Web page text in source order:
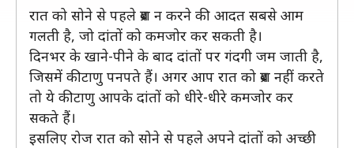
रात को सोने से पहले ब्रश न करने की आदत सबसे आम
गलती है, जो दांतों को कमजोर कर सकती है।
दिनभर के खाने-पीने के बाद दांतों पर गंदगी जम जाती है,
जिसमें कीटाणु पनपते हैं। अगर आप रात को ब्रश नहीं करते
तो ये कीटाणु आपके दांतों को धीरे-धीरे कमजोर कर
सकते हैं।
इसलिए रोज रात को सोने से पहले अपने दांतों को अच्छी